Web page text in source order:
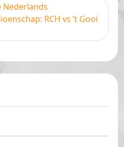
Nederlands
RCH vs ’t Gooi